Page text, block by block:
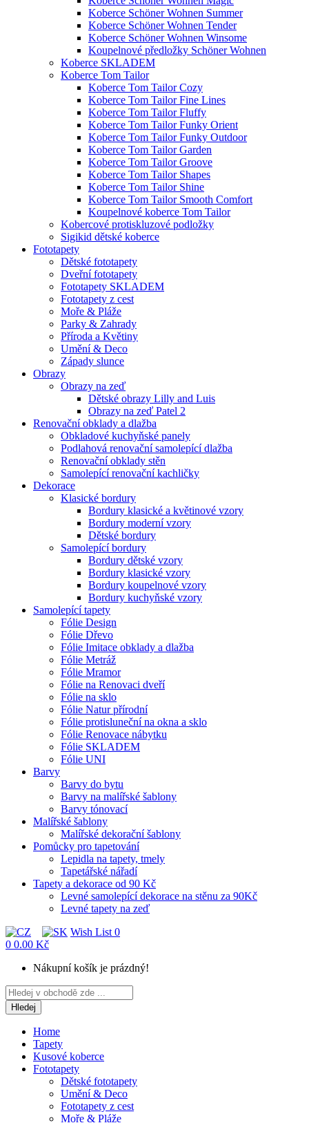
Koberce Schöner Wohnen Summer
Koberce Schöner Wohnen Tender
Koberce Schöner Wohnen Winsome
Koupelnové předložky Schöner Wohnen
Koberce SKLADEM
Koberce Tom Tailor
Koberce Tom Tailor Cozy
Koberce Tom Tailor Fine Lines
Koberce Tom Tailor Fluffy
Koberce Tom Tailor Funky Orient
Koberce Tom Tailor Funky Outdoor
Koberce Tom Tailor Garden
Koberce Tom Tailor Groove
Koberce Tom Tailor Shapes
Koberce Tom Tailor Shine
Koberce Tom Tailor Smooth Comfort
Koupelnové koberce Tom Tailor
Kobercové protiskluzové podložky
Sigikid dětské koberce
Fototapety
Dětské fototapety
Dveřní fototapety
Fototapety SKLADEM
Fototapety z cest
Moře & Pláže
Parky & Zahrady
Příroda a Květiny
Umění & Deco
Západy slunce
Obrazy
Obrazy na zeď
Dětské obrazy Lilly and Luis
Obrazy na zeď Patel 2
Renovační obklady a dlažba
Obkladové kuchyňské panely
Podlahová renovační samolepící dlažba
Renovační obklady stěn
Samolepící renovační kachličky
Dekorace
Klasické bordury
Bordury klasické a květinové vzory
Bordury moderní vzory
Dětské bordury
Samolepící bordury
Bordury dětské vzory
Bordury klasické vzory
Bordury koupelnové vzory
Bordury kuchyňské vzory
Samolepící tapety
Fólie Design
Fólie Dřevo
Fólie Imitace obklady a dlažba
Fólie Metráž
Fólie Mramor
Fólie na Renovaci dveří
Fólie na sklo
Fólie Natur přírodní
Fólie protisluneční na okna a sklo
Fólie Renovace nábytku
Fólie SKLADEM
Fólie UNI
Barvy
Barvy do bytu
Barvy na malířské šablony
Barvy tónovací
Malířské šablony
Malířské dekorační šablony
Pomůcky pro tapetování
Lepidla na tapety, tmely
Tapetářské nářadí
Tapety a dekorace od 90 Kč
Levné samolepící dekorace na stěnu za 90Kč
Levné tapety na zeď
Wish List 0
0 0.00 Kč
Nákupní košík je prázdný!
Hledej
Home
Tapety
Kusové koberce
Fototapety
Dětské fototapety
Umění & Deco
Fototapety z cest
Moře & Pláže